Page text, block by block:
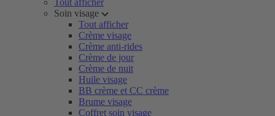
Tout afficher
Soin visage
Tout afficher
Crème visage
Crème anti-rides
Crème de jour
Crème de nuit
Huile visage
BB crème et CC crème
Brume visage
Coffret soin visage